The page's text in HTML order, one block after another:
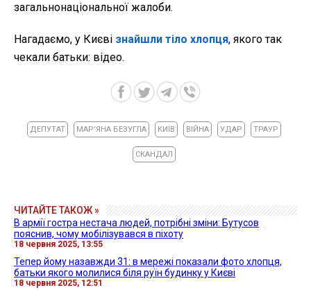
загальнонаціональної жалоби.
Нагадаємо, у Києві знайшли тіло хлопця, якого так
чекали батьки: відео.
ДЕПУТАТ МАР'ЯНА БЕЗУГЛА КИЇВ ВІЙНА УДАР ТРАУР
СКАНДАЛ
ЧИТАЙТЕ ТАКОЖ »
В армії гостра нестача людей, потрібні зміни: Бутусов
пояснив, чому мобілізувався в піхоту
18 червня 2025, 13:55
Тепер йому назавжди 31: в мережі показали фото хлопця,
батьки якого молилися біля руїн будинку у Києві
18 червня 2025, 12:51